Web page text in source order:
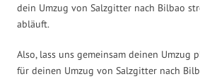
dein Umzug von Salzgitter nach Bilbao
abläuft.
Also, lass uns gemeinsam deinen Umzug
für deinen Umzug von Salzgitter nach